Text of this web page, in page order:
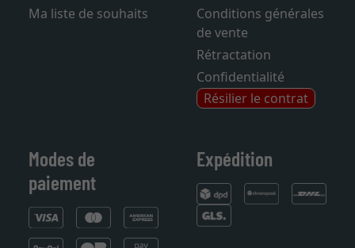
Ma liste de souhaits
Conditions générales
de vente
Rétractation
Confidentialité
Résilier le contrat
Modes de
paiement
Expédition